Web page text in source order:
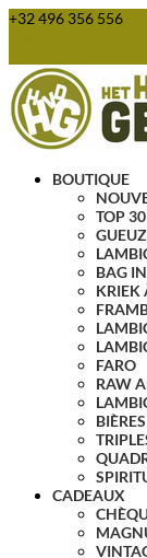
+32 496 356 556
BOUTIQUE
TOP
BAG
KRIEK
FARO
RAW
CADEAUX